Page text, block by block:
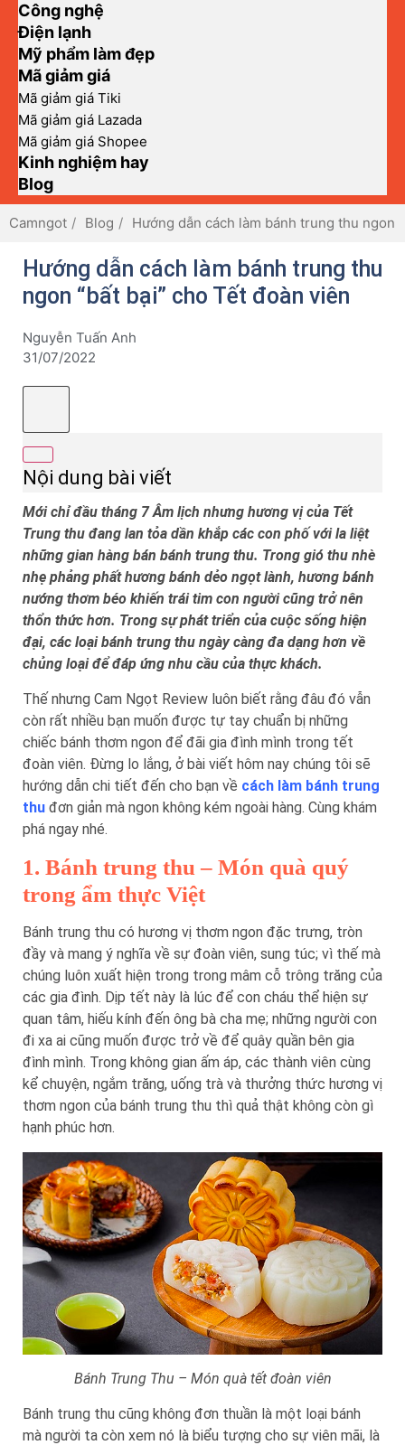
Công nghệ
Điện lạnh
Mỹ phẩm làm đẹp
Mã giảm giá
Mã giảm giá Tiki
Mã giảm giá Lazada
Mã giảm giá Shopee
Kinh nghiệm hay
Blog
Camngot Blog Hướng dẫn cách làm bánh trung thu ngon
Hướng dẫn cách làm bánh trung thu
ngon “bất bại” cho Tết đoàn viên
Nguyễn Tuấn Anh
31/07/2022
Nội dung bài viết
Mới chỉ đầu tháng 7 Âm lịch nhưng hương vị của Tết
Trung thu đang lan tỏa dần khắp các con phố với la liệt
những gian hàng bán bánh trung thu. Trong gió thu nhè
nhẹ phảng phất hương bánh dẻo ngọt lành, hương bánh
nướng thơm béo khiến trái tim con người cũng trở nên
thổn thức hơn. Trong sự phát triển của cuộc sống hiện
đại, các loại bánh trung thu ngày càng đa dạng hơn về
chủng loại để đáp ứng nhu cầu của thực khách.
Thế nhưng Cam Ngọt Review luôn biết rằng đâu đó vẫn
còn rất nhiều bạn muốn được tự tay chuẩn bị những
chiếc bánh thơm ngon để đãi gia đình mình trong tết
đoàn viên. Đừng lo lắng, ở bài viết hôm nay chúng tôi sẽ
hướng dẫn chi tiết đến cho bạn về cách làm bánh trung
thu đơn giản mà ngon không kém ngoài hàng. Cùng khám
phá ngay nhé.
1. Bánh trung thu – Món quà quý
trong ẩm thực Việt
Bánh trung thu có hương vị thơm ngon đặc trưng, tròn
đầy và mang ý nghĩa về sự đoàn viên, sung túc; vì thế mà
chúng luôn xuất hiện trong trong mâm cỗ trông trăng của
các gia đình. Dịp tết này là lúc để con cháu thể hiện sự
quan tâm, hiếu kính đến ông bà cha mẹ; những người con
đi xa ai cũng muốn được trở về để quây quần bên gia
đình mình. Trong không gian ấm áp, các thành viên cùng
kể chuyện, ngắm trăng, uống trà và thưởng thức hương vị
thơm ngon của bánh trung thu thì quả thật không còn gì
hạnh phúc hơn.
Bánh Trung Thu – Món quà tết đoàn viên
Bánh trung thu cũng không đơn thuần là một loại bánh
mà người ta còn xem nó là biểu tượng cho sự viên mãi, là